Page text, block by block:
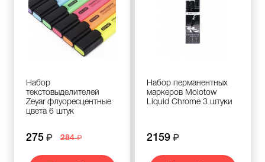
Набор
текстовыделителей
Zeyar флуоресцентные
цвета 6 штук
275 284
Набор перманентных
маркеров Molotow
Liquid Chrome 3 штуки
2159